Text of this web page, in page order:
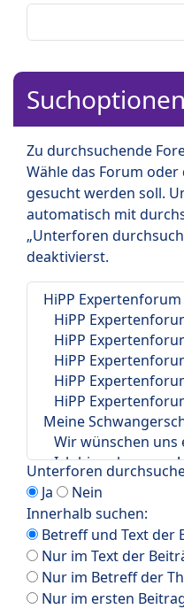
Suchoptionen
Zu durchsuchende
Wähle das Forum
gesucht werden soll.
automatisch mit
„Unterforen
deaktivierst.
Unterforen
Ja
Nein
Innerhalb suchen:
Betreff und Text der
Nur im Text der
Nur im Betreff der
Nur im ersten